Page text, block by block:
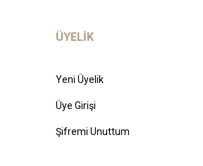
ÜYELİK
Yeni Üyelik
Üye Girişi
Şifremi Unuttum